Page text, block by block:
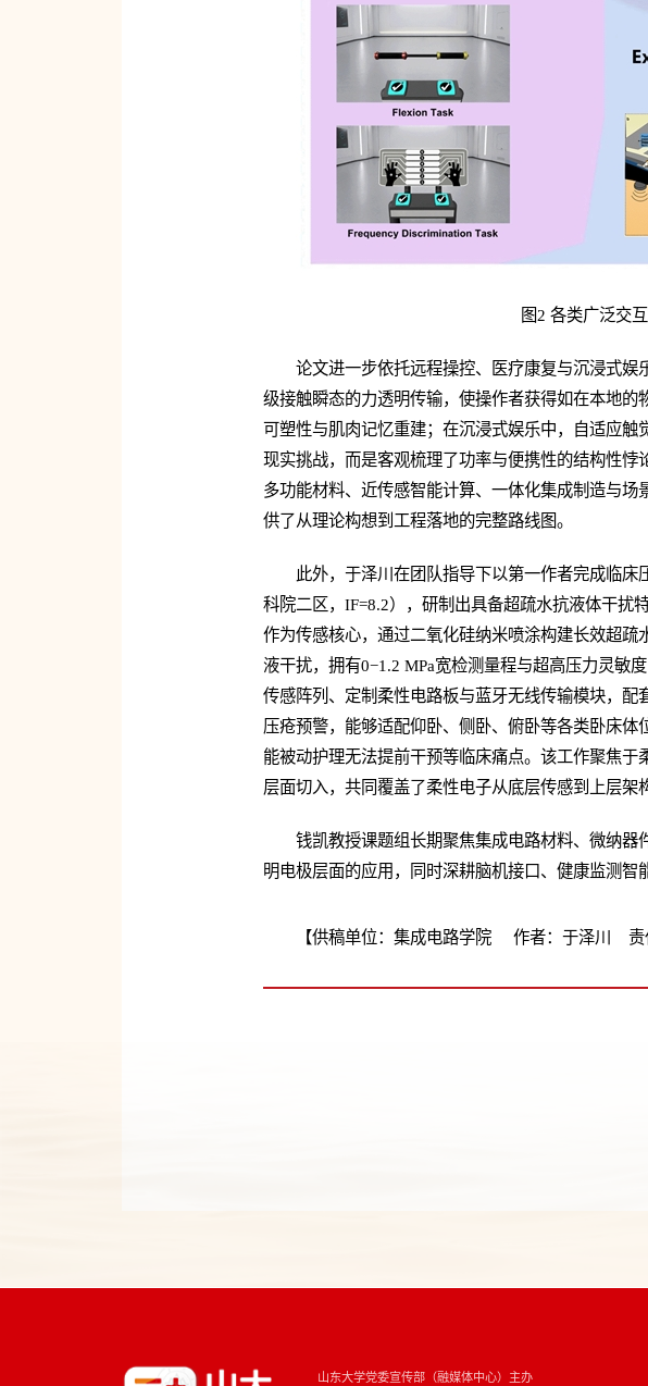
图2 各类广泛交
论文进一步依托远程操控、医疗康复与沉浸式
级接触瞬态的力透明传输，使操作者获得如在本地
可塑性与肌肉记忆重建；在沉浸式娱乐中，自适应
现实挑战，而是客观梳理了功率与便携性的结构性
多功能材料、近传感智能计算、一体化集成制造与
供了从理论构想到工程落地的完整路线图。
此外，于泽川在团队指导下以第一作者完成临
科院二区，IF=8.2），研制出具备超疏水抗液体干扰
作为传感核心，通过二氧化硅纳米喷涂构建长效超疏
液干扰，拥有0−1.2 MPa宽检测量程与超高压力灵敏
传感阵列、定制柔性电路板与蓝牙无线传输模块，
压疮预警，能够适配仰卧、侧卧、俯卧等各类卧床
能被动护理无法提前干预等临床痛点。该工作聚焦
层面切入，共同覆盖了柔性电子从底层传感到上层架
钱凯教授课题组长期聚焦集成电路材料、微纳
明电极层面的应用，同时深耕脑机接口、健康监测智
【供稿单位：集成电路学院 作者：于泽川 责
山东大学党委宣传部（融媒体中心）主办